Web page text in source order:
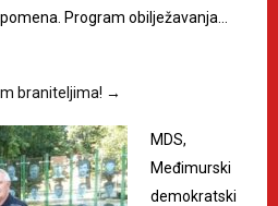
Program obilježavanja…
braniteljima! →
MDS,
Međimurski
demokratski